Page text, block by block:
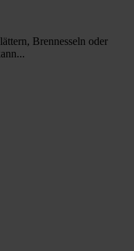
Brennesseln oder